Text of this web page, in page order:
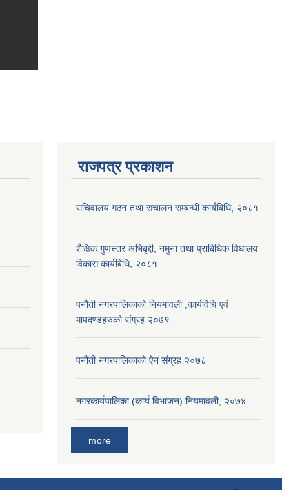
राजपत्र प्रकाशन
सचिवालय गठन तथा संचालन सम्बन्धी कार्यबिधि, २०८१
शैक्षिक गुणस्तर अभिबृद्दी, नमुना तथा प्राबिधिक विधालय
विकास कार्यबिधि, २०८१
पनौती नगरपालिकाको नियमावली ,कार्यविधि एवं
मापदण्डहरुको संग्रह २०७९
पनौती नगरपालिकाको ऐन संग्रह २०७८
नगरकार्यपालिका (कार्य विभाजन) नियमावली, २०७४
more